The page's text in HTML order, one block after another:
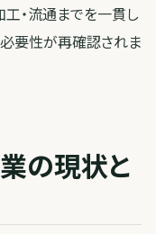
・流通までを一貫し
要性が再確認されま
の現状と